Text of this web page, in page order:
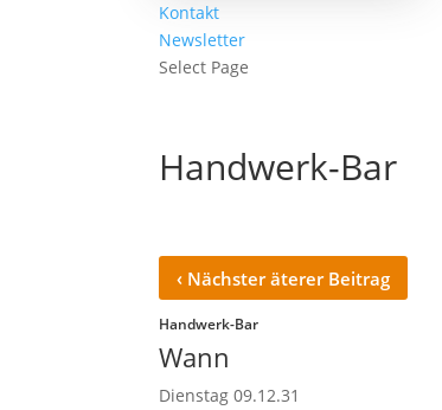
Kontakt
Newsletter
Select Page
Handwerk-Bar
‹ Nächster äterer Beitrag
Handwerk-Bar
Wann
Dienstag 09.12.31